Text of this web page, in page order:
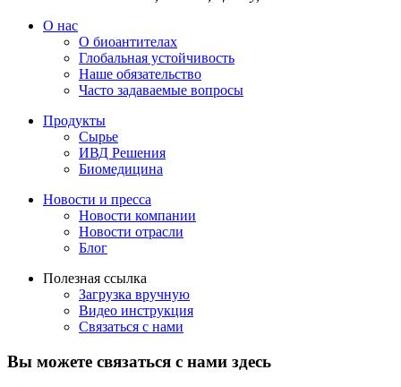
О нас
О биоантителах
Глобальная устойчивость
Наше обязательство
Часто задаваемые вопросы
Продукты
Сырье
ИВД Решения
Биомедицина
Новости и пресса
Новости компании
Новости отрасли
Блог
Полезная ссылка
Загрузка вручную
Видео инструкция
Связаться с нами
Вы можете связаться с нами здесь